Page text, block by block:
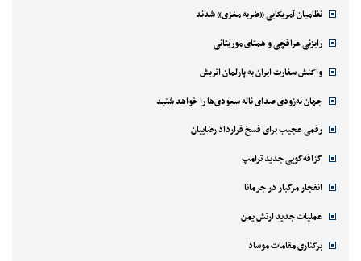
نظامیان آمریکایی «ضربه مغزی» شدند
رایزنی عراقچی و همتای موریتانی
واکنش سفارت ایران به پارلمان اتریش
جهان به‌زودی صدای ناله سعودی‌ها را خواهد شنید
رقمی عجیب برای فسخ قرارداد رضاییان
گزافه‌گویی جدید ترامپ
انفجار مرگبار در جرمانا
عملیات جدید ارتش یمن
برکناری مقامات موساد